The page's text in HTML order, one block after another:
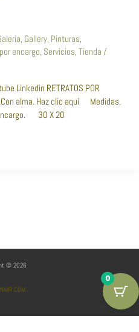
Gallery, Pinturas
encargo Servicios Tienda /
Linkedin RETRATOS POR
alma. Haz clic aquí Medidas,
30 X 20
© 2026
0